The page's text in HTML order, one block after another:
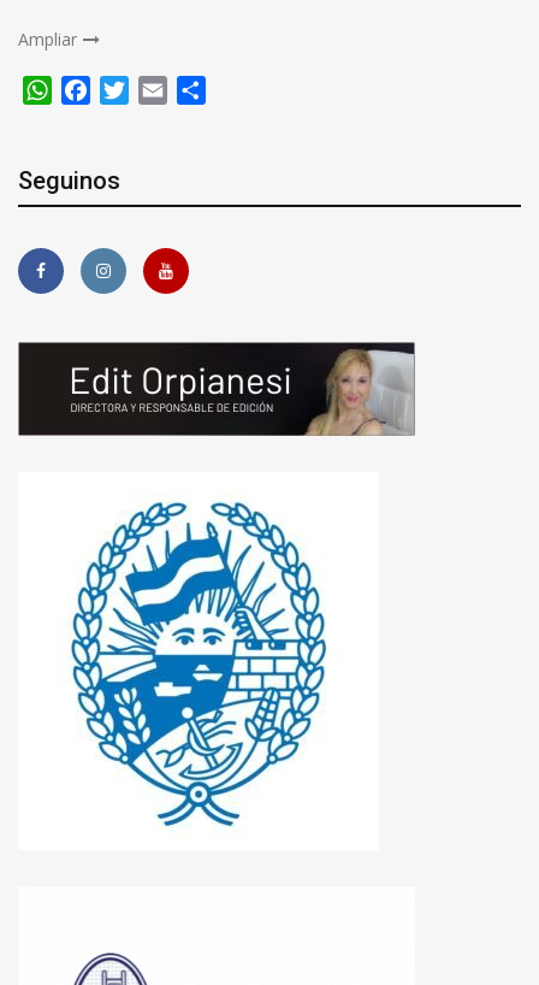
Ampliar
WhatsApp
FacebookTwitter
Email
Seguinos